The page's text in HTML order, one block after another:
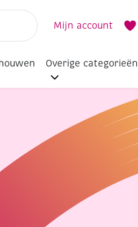
Mijn account
Overige categorieën